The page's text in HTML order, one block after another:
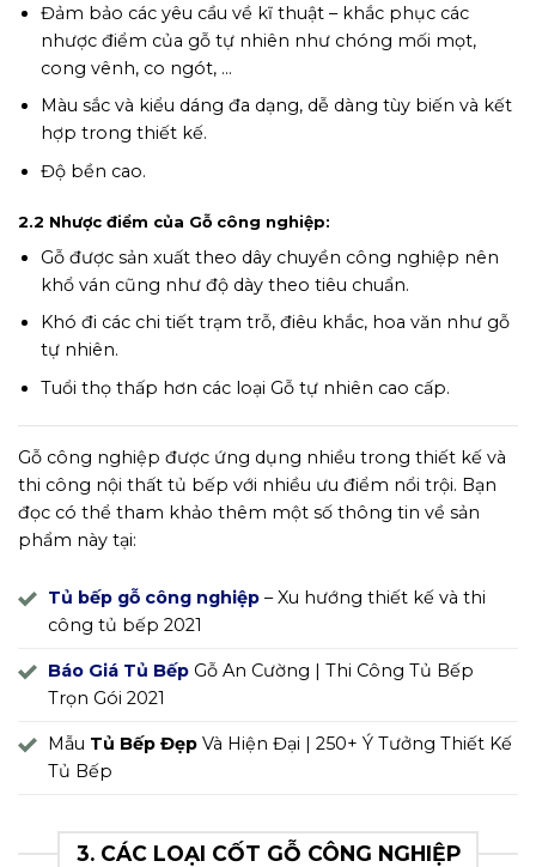
Đảm bảo các yêu cầu về kĩ thuật – khắc phục các
nhược điểm của gỗ tự nhiên như chóng mối mọt,
cong vênh, co ngót, …
Màu sắc và kiểu dáng đa dạng, dễ dàng tùy biến và kết
hợp trong thiết kế.
Độ bền cao.
2.2 Nhược điểm của Gỗ công nghiệp:
Gỗ được sản xuất theo dây chuyền công nghiệp nên
khổ ván cũng như độ dày theo tiêu chuẩn.
Khó đi các chi tiết trạm trỗ, điêu khắc, hoa văn như gỗ
tự nhiên.
Tuổi thọ thấp hơn các loại Gỗ tự nhiên cao cấp.
Gỗ công nghiệp được ứng dụng nhiều trong thiết kế và
thi công nội thất tủ bếp với nhiều ưu điểm nổi trội. Bạn
đọc có thể tham khảo thêm một số thông tin về sản
phẩm này tại:
Tủ bếp gỗ công nghiệp – Xu hướng thiết kế và thi
công tủ bếp 2021
Báo Giá Tủ Bếp Gỗ An Cường | Thi Công Tủ Bếp
Trọn Gói 2021
Mẫu Tủ Bếp Đẹp Và Hiện Đại | 250+ Ý Tưởng Thiết Kế
Tủ Bếp
3. CÁC LOẠI CỐT GỖ CÔNG NGHIỆP